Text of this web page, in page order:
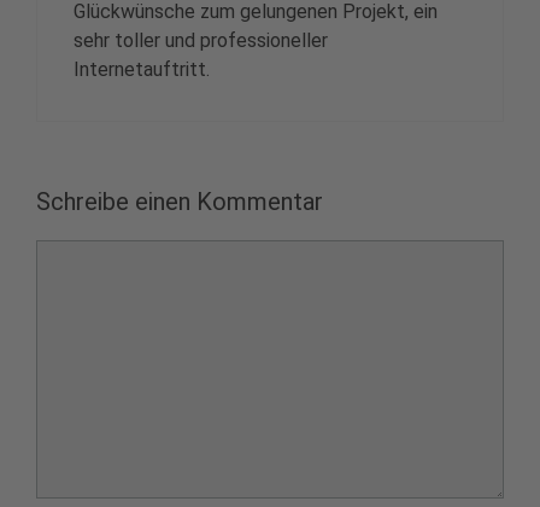
Glückwünsche zum gelungenen Projekt, ein
sehr toller und professioneller
Internetauftritt.
Schreibe einen Kommentar